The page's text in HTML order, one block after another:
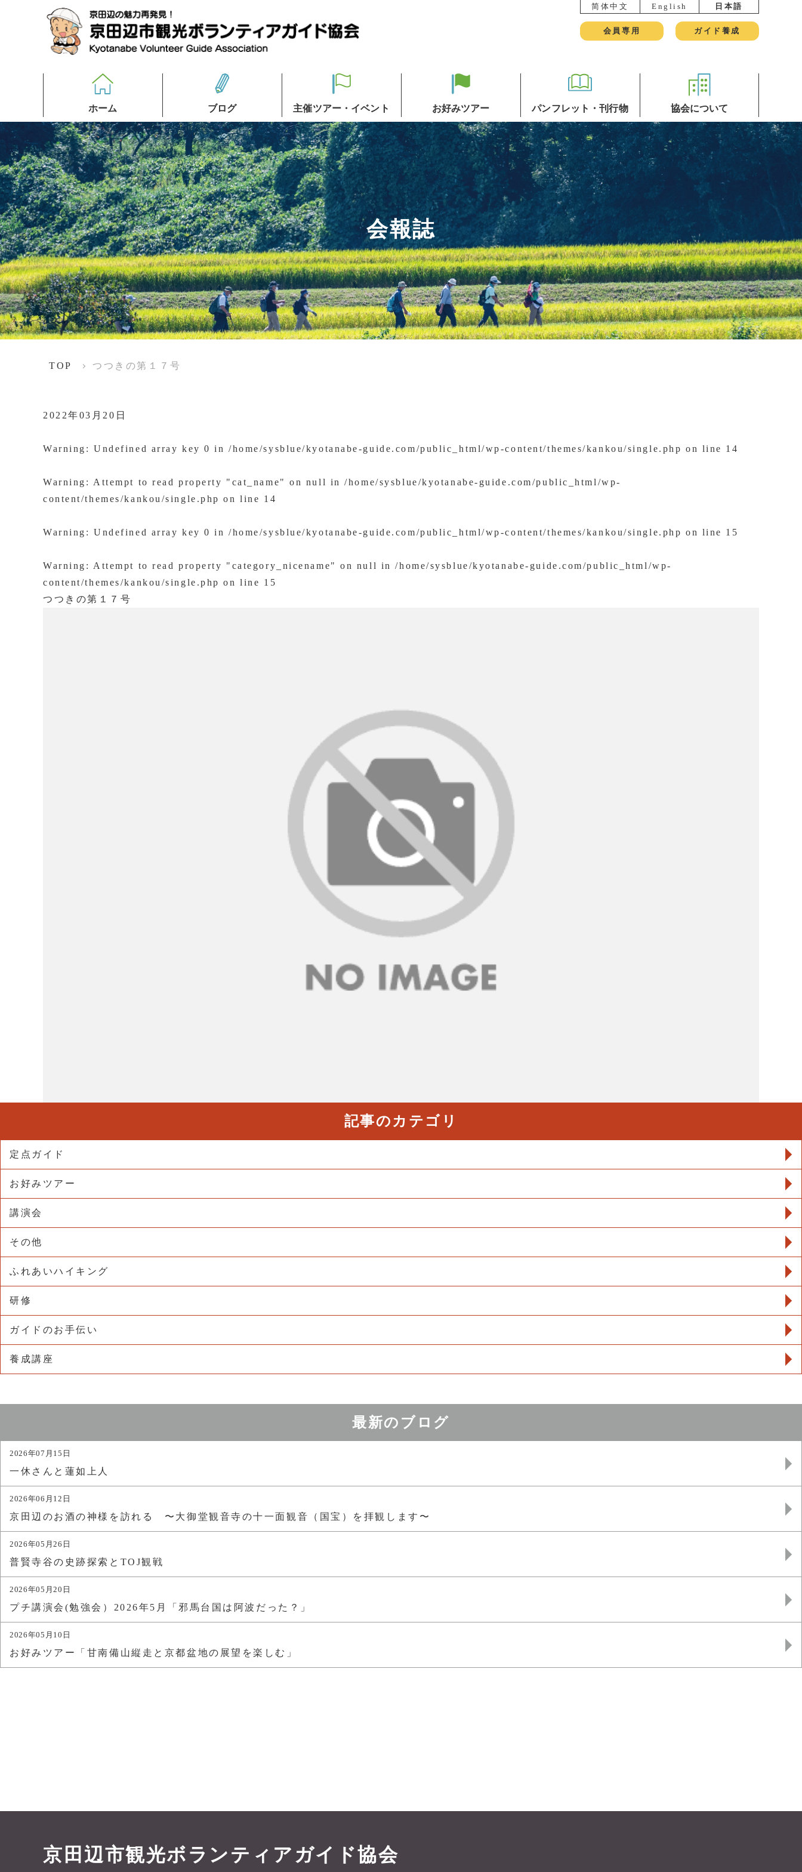
简体中文 English 日本語
会員専用 ガイド養成
ホーム ブログ 主催ツアー・イベント お好みツアー パンフレット・刊行物 協会について
会報誌
TOP つつきの第１７号
2022年03月20日
Warning : Undefined array key 0 in/home/sysblue/kyotanabe-guide.com/public_html/wp-content/themes/kankou/single.php on line 14
Warning : Attempt to read property "cat_name" on null in/home/sysblue/kyotanabe-guide.com/public_html/wp-
content/themes/kankou/single.php on line 14
Warning : Undefined array key 0 in/home/sysblue/kyotanabe-guide.com/public_html/wp-content/themes/kankou/single.php on line 15
Warning : Attempt to read property "category_nicename" on null in/home/sysblue/kyotanabe-guide.com/public_html/wp-
content/themes/kankou/single.php on line 15
つつきの第１７号
記事のカテゴリ
定点ガイド
お好みツアー
講演会
その他
ふれあいハイキング
研修
ガイドのお手伝い
養成講座
最新のブログ
2026年07月15日
一休さんと蓮如上人
2026年06月12日
京田辺のお酒の神様を訪れる 〜大御堂観音寺の十一面観音（国宝）を拝観します〜
2026年05月26日
普賢寺谷の史跡探索とTOJ観戦
2026年05月20日
プチ講演会(勉強会）2026年5月「邪馬台国は阿波だった？」
2026年05月10日
お好みツアー「甘南備山縦走と京都盆地の展望を楽しむ」
京田辺市観光ボランティアガイド協会